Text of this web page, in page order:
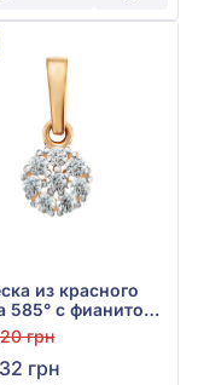
из красного
585° с фианитом/
арт.
грн
грн